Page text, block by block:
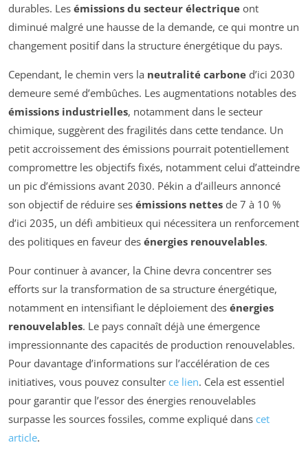
durables. Les émissions du secteur électrique ont
diminué malgré une hausse de la demande, ce qui montre un
changement positif dans la structure énergétique du pays.
Cependant, le chemin vers la neutralité carbone d’ici 2030
demeure semé d’embûches. Les augmentations notables des
émissions industrielles, notamment dans le secteur
chimique, suggèrent des fragilités dans cette tendance. Un
petit accroissement des émissions pourrait potentiellement
compromettre les objectifs fixés, notamment celui d’atteindre
un pic d’émissions avant 2030. Pékin a d’ailleurs annoncé
son objectif de réduire ses émissions nettes de 7 à 10 %
d’ici 2035, un défi ambitieux qui nécessitera un renforcement
des politiques en faveur des énergies renouvelables.
Pour continuer à avancer, la Chine devra concentrer ses
efforts sur la transformation de sa structure énergétique,
notamment en intensifiant le déploiement des énergies
renouvelables. Le pays connaît déjà une émergence
impressionnante des capacités de production renouvelables.
Pour davantage d’informations sur l’accélération de ces
initiatives, vous pouvez consulter ce lien. Cela est essentiel
pour garantir que l’essor des énergies renouvelables
surpasse les sources fossiles, comme expliqué dans cet
article.